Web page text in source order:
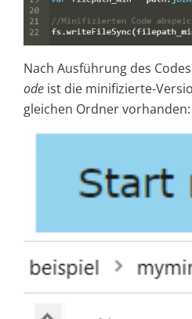
Nach Ausführung des
ode ist die minifizierte-
gleichen Ordner vorhanden: